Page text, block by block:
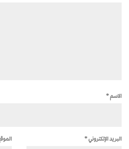
الاسم*
البريد الإلكتروني*